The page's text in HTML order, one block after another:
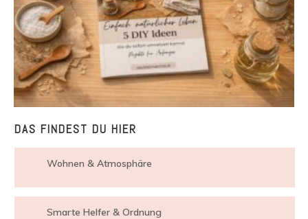
DAS FINDEST DU HIER
Wohnen & Atmosphäre
Smarte Helfer & Ordnung